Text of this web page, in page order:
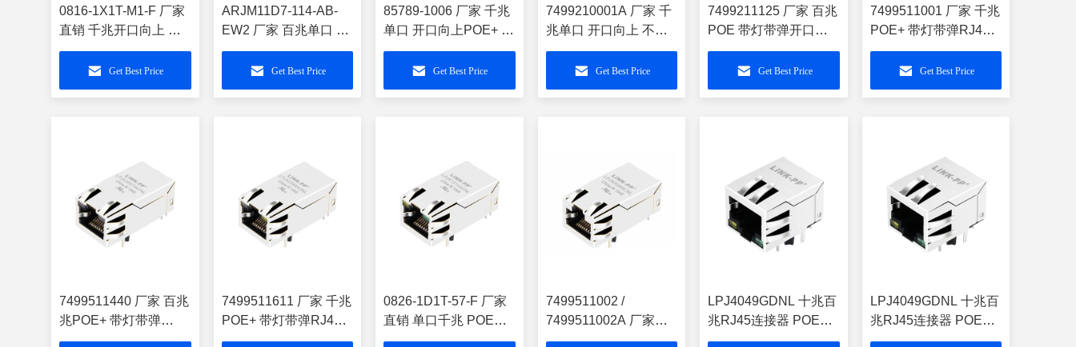
0816-1X1T-M1-F 厂家
直销 千兆开口向上 支
持POE不带灯带弹
10P8C单口 集成式
RJ45模块插座
Get Best Price
ARJM11D7-114-AB-
EW2 厂家 百兆单口 开
口向上 POE左绿右黄
灯90度RJ45连接器插
件LPJ16677BENL
Get Best Price
85789-1006 厂家 千兆
单口 开口向上POE+ 左
绿右黄灯90度长款网络
RJ45连接器
LPJK2070AHNL
Get Best Price
7499210001A 厂家 千
兆单口 开口向上 不带
灯不带弹90度外壳网络
插口RJ45 母座
LPJ16624DNL
Get Best Price
7499211125 厂家 百兆
POE 带灯带弹开口向
上RJ45网络接口插件
LPJ16047A10NL
Get Best Price
7499511001 厂家 千兆
POE+ 带灯带弹RJ45
网络接口 连接器
LPJK2069CNL
Get Best Price
7499511440 厂家 百兆
兆POE+ 带灯带弹
RJ45网口插件 连接器
7499511611 厂家 千兆
POE+ 带灯带弹RJ45
网络接口插件 连接器
0826-1D1T-57-F 厂家
直销 单口千兆 POE长
32.5mmRJ45连接器接
7499511002 /
7499511002A 厂家直
销 单口千兆 POE+加长
LPJ4049GDNL 十兆百
兆RJ45连接器 POE供
电 原装兼容
LPJ4049GDNL 十兆百
兆RJ45连接器 POE供
电 原装兼容 XPJG-